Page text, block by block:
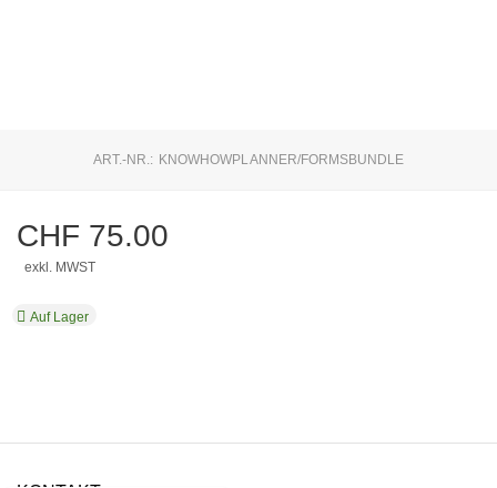
ART.-NR.: KNOWHOWPLANNER/FORMSBUNDLE
CHF 75.00
exkl. MWST
Auf Lager